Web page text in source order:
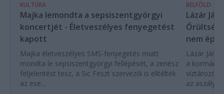
KULTÚRA
Majka lemondta a sepsiszentgyörgyi
koncertjét - Életveszélyes fenyegetést
kapott
Majka életveszélyes SMS-fenyegetés miatt
mondta le sepsiszentgyörgyi fellépését, a zenész
feljelentést tesz, a Sic Feszt szervezői is elítélték
az ese...
BELFÖLD
Lázár
Őrültség
nem
Lázár
a kormány
az